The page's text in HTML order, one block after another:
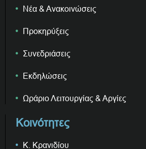
Νέα & Ανακοινώσεις
Προκηρύξεις
Συνεδριάσεις
Εκδηλώσεις
Ωράριο Λειτουργίας & Αργίες
Κοινότητες
Κ. Κρανιδίου